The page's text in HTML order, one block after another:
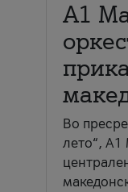
А1
Во
лето“, А1